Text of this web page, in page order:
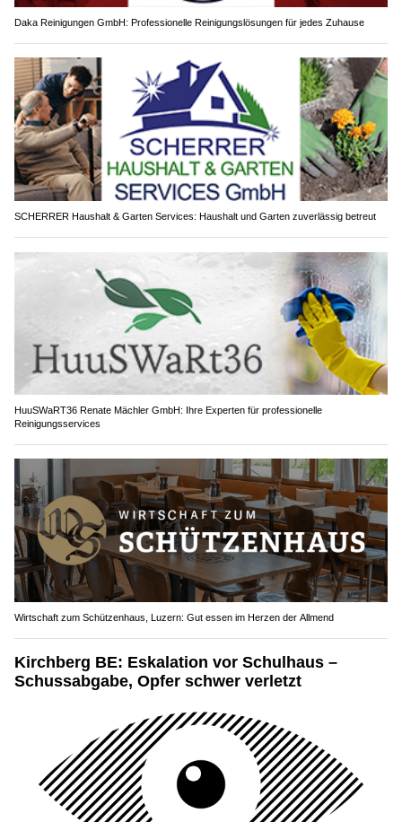
Daka Reinigungen GmbH: Professionelle Reinigungslösungen für jedes Zuhause
SCHERRER Haushalt & Garten Services: Haushalt und Garten zuverlässig betreut
HuuSWaRT36 Renate Mächler GmbH: Ihre Experten für professionelle
Reinigungsservices
Wirtschaft zum Schützenhaus, Luzern: Gut essen im Herzen der Allmend
Kirchberg BE: Eskalation vor Schulhaus –
Schussabgabe, Opfer schwer verletzt